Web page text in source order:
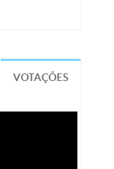
VOTAÇÕES